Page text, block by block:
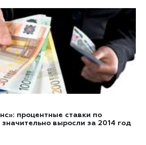
процентные ставки по
выросли за 2014 год